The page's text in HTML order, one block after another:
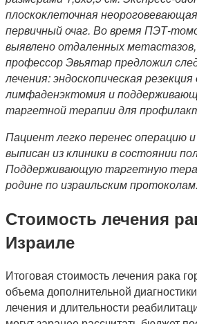
плоскоклеточная
первичный очаг. Во время ПЭТ-
выявлено отдаленных метастазов,
профессор Эвьятар предложил
лечения: эндоскопическая резекция
лимфаденэктомия и
таргетной терапии для
Пациент легко перенес операцию
выписан из клиники в состоянии
Поддерживающую таргетную
родине по израильским протоколам.
Стоимость лечения
Израиле
Итоговая стоимость лечения рака
объема дополнительной
лечения и длительности